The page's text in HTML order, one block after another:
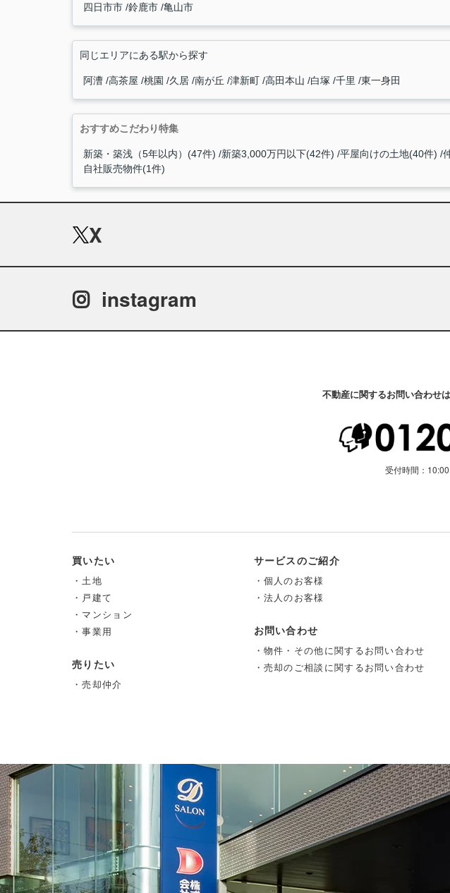
四日市市 鈴鹿市 亀山市
同じエリアにある駅から探す
阿漕 高茶屋 桃園 久居 南が丘 津新町 高田本山 白塚 千里 東一身田
おすすめこだわり特集
新築・築浅（5年以内）(47件) 新築3,000万円以下(42件) 平屋向けの土地(40件)
自社販売物件(1件)
X
instagram
不動産に関するお問い合わせ
受付時間：
買いたい
・土地
・戸建て
・マンション
・事業用
売りたい
・売却仲介
サービスのご紹介
・個人のお客様
・法人のお客様
お問い合わせ
・物件・その他に関するお問い合わせ
・売却のご相談に関するお問い合わせ